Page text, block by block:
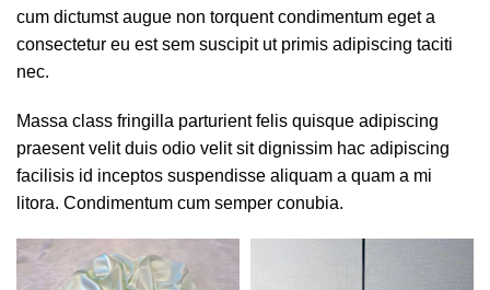
cum dictumst augue non torquent condimentum eget a
consectetur eu est sem suscipit ut primis adipiscing taciti
nec.
Massa class fringilla parturient felis quisque adipiscing
praesent velit duis odio velit sit dignissim hac adipiscing
facilisis id inceptos suspendisse aliquam a quam a mi
litora. Condimentum cum semper conubia.